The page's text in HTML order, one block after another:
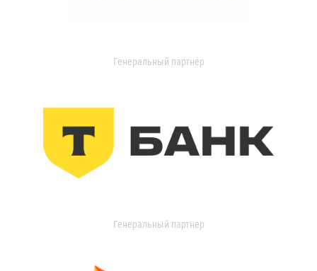
Генеральный партнер
Генеральный партнер